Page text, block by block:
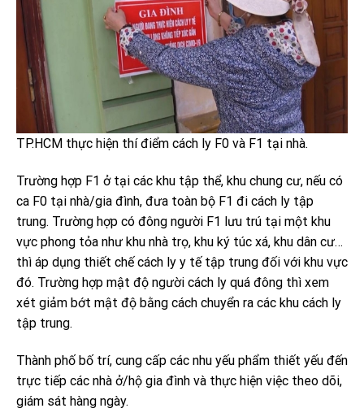
TP.HCM thực hiện thí điểm cách ly F0 và F1 tại nhà.
Trường hợp F1 ở tại các khu tập thể, khu chung cư, nếu có
ca F0 tại nhà/gia đình, đưa toàn bộ F1 đi cách ly tập
trung. Trường hợp có đông người F1 lưu trú tại một khu
vực phong tỏa như khu nhà trọ, khu ký túc xá, khu dân cư…
thì áp dụng thiết chế cách ly y tế tập trung đối với khu vực
đó. Trường hợp mật độ người cách ly quá đông thì xem
xét giảm bớt mật độ bằng cách chuyển ra các khu cách ly
tập trung.
Thành phố bố trí, cung cấp các nhu yếu phẩm thiết yếu đến
trực tiếp các nhà ở/hộ gia đình và thực hiện việc theo dõi,
giám sát hàng ngày.